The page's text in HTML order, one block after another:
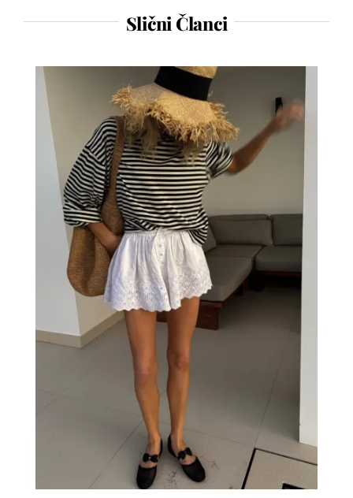
Slični Članci